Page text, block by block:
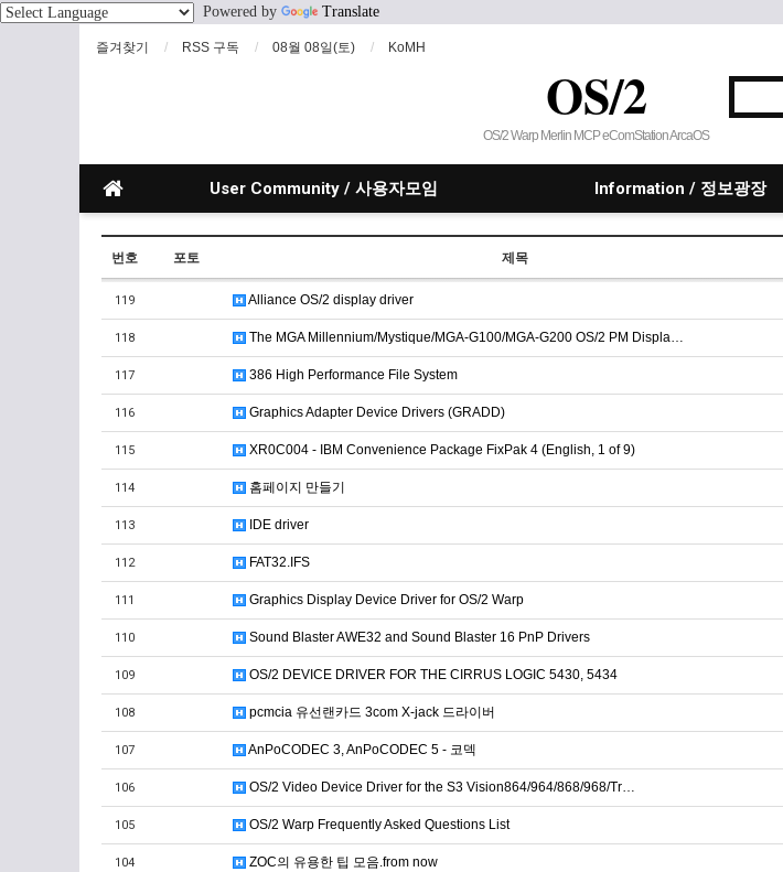
Powered by Translate
즐겨찾기 RSS 구독 08월 08일(토) KoMH
OS/2
OS/2 Warp Merlin MCP eComStation ArcaOS
User Community / 사용자모임 Information / 정보광장
번호 포토 제목
119 Alliance OS/2 display driver
118 The MGA Millennium/Mystique/MGA-G100/MGA-G200 OS/2 PM Displa…
117 386 High Performance File System
116 Graphics Adapter Device Drivers (GRADD)
115 XR0C004 - IBM Convenience Package FixPak 4 (English, 1 of 9)
114 홈페이지 만들기
113 IDE driver
112 FAT32.IFS
111 Graphics Display Device Driver for OS/2 Warp
110 Sound Blaster AWE32 and Sound Blaster 16 PnP Drivers
109 OS/2 DEVICE DRIVER FOR THE CIRRUS LOGIC 5430, 5434
108 pcmcia 유선랜카드 3com X-jack 드라이버
107 AnPoCODEC 3, AnPoCODEC 5 - 코덱
106 OS/2 Video Device Driver for the S3 Vision864/964/868/968/Tr…
105 OS/2 Warp Frequently Asked Questions List
104 ZOC의 유용한 팁 모음.from now